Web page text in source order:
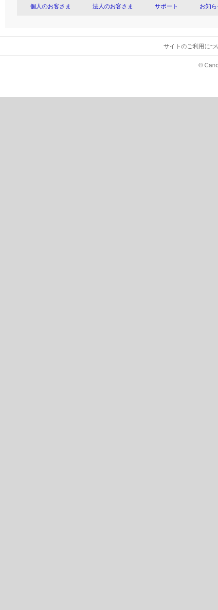
個人のお客さま 法人のお客さま サポート お知
サイトのご利用につ
©